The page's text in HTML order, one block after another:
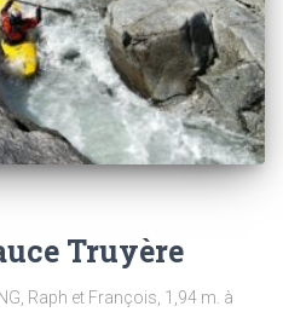
Truyère
Raph et François, 1,94 m. à